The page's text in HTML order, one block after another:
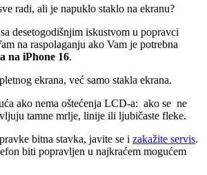
radi, ali je napuklo staklo na ekranu?
desetogodišnjim iskustvom u popravci
na raspolaganju ako Vam je potrebna
na iPhone 16.
ekrana, već samo stakla ekrana.
ako nema oštećenja LCD-a: ako se ne
tamne mrlje, linije ili ljubičaste fleke.
bitna stavka, javite se i zakažite servis.
biti popravljen u najkraćem mogućem